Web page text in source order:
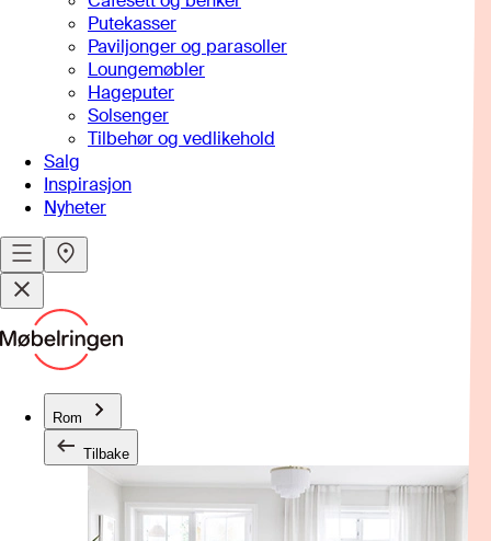
Putekasser
Paviljonger og parasoller
Loungemøbler
Hageputer
Solsenger
Tilbehør og vedlikehold
Salg
Inspirasjon
Nyheter
Rom
Tilbake